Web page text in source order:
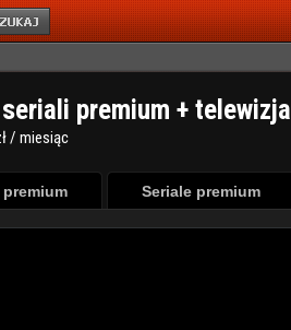
premium + telewizja
/ miesiąc
Seriale premium